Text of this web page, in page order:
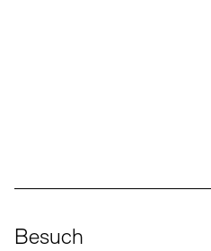
Besuch